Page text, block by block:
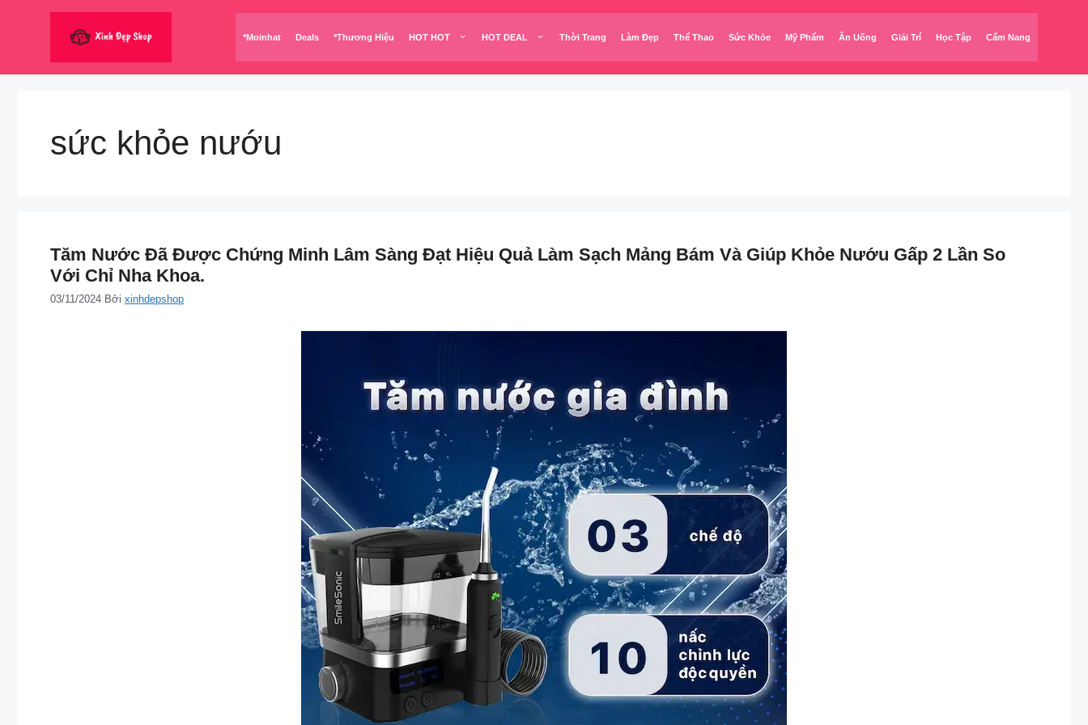
*Moinhat Deals *Thương Hiệu HOT HOT HOT DEAL Thời Trang Làm Đẹp Thể Thao Sức Khỏe Mỹ Phẩm Ăn Uống Giải Trí Học Tập Cẩm Nang
sức khỏe nướu
Tăm Nước Đã Được Chứng Minh Lâm Sàng Đạt Hiệu Quả Làm Sạch Mảng Bám Và Giúp Khỏe Nướu Gấp 2 Lần So
Với Chỉ Nha Khoa.
03/11/2024 Bởi xinhdepshop